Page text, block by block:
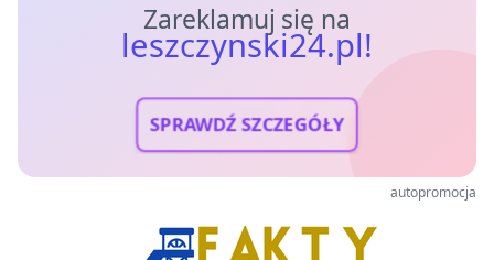
Zareklamuj się na
leszczynski24.pl!
SPRAWDŹ SZCZEGÓŁY
autopromocja